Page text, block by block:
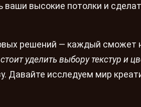
ваши высокие потолки и
решений — каждый сможет
уделить выбору текстур и
Давайте исследуем мир